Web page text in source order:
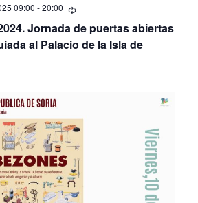
09:00 -20:00
Jornada de puertas abiertas
al Palacio de la Isla de